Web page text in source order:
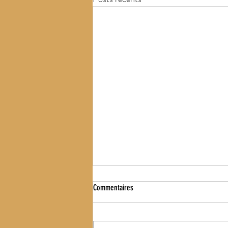
WOD DU 16.07.21
Commentaires